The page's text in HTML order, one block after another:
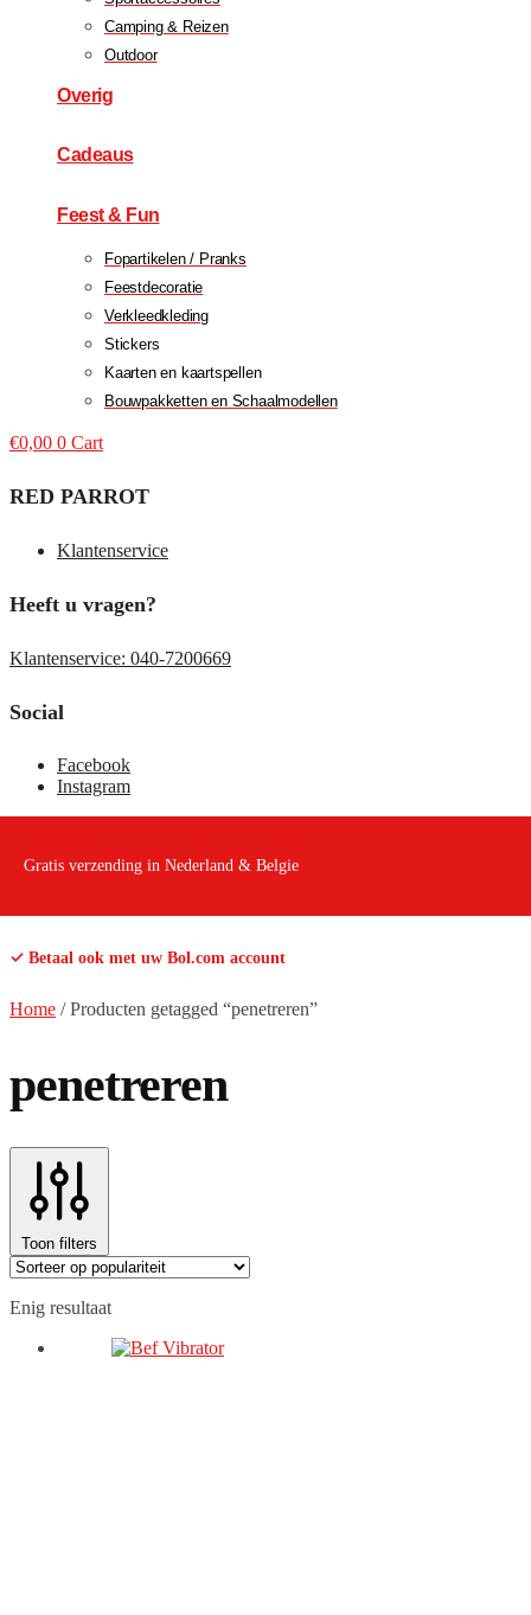
Camping & Reizen
Outdoor
Overig
Cadeaus
Feest & Fun
Fopartikelen / Pranks
Feestdecoratie
Verkleedkleding
Stickers
Kaarten en kaartspellen
Bouwpakketten en Schaalmodellen
€0,00 0 Cart
RED PARROT
Klantenservice
Heeft u vragen?
Klantenservice: 040-7200669
Social
Facebook
Instagram
Gratis verzending in Nederland & Belgie
✓ Betaal ook met uw Bol.com account
Home /Producten getagged “penetreren”
penetreren
Toon filters
Enig resultaat